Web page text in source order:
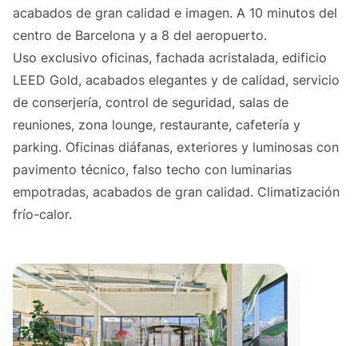
acabados de gran calidad e imagen. A 10 minutos del
centro de Barcelona y a 8 del aeropuerto.
Uso exclusivo oficinas, fachada acristalada, edificio
LEED Gold, acabados elegantes y de calidad, servicio
de conserjería, control de seguridad, salas de
reuniones, zona lounge, restaurante, cafetería y
parking. Oficinas diáfanas, exteriores y luminosas con
pavimento técnico, falso techo con luminarias
empotradas, acabados de gran calidad. Climatización
frío-calor.